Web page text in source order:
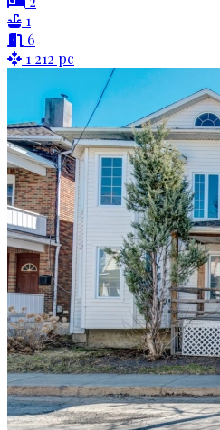
1
6
1 212 pc